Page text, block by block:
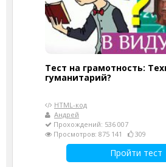
Тест на грамотность:
гуманитарий?
HTML-код
Андрей
Прохождений: 536 007
Просмотров: 875 141
309
Пройти тест